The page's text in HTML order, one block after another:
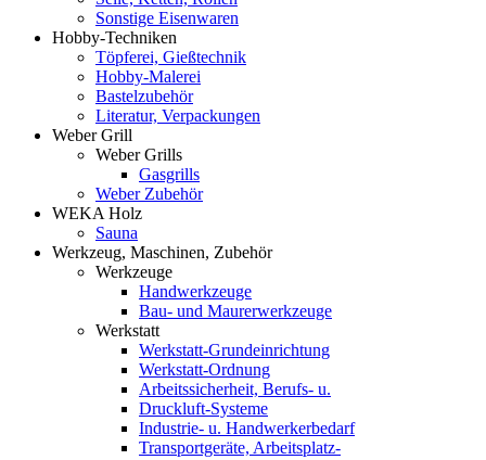
Sonstige Eisenwaren
Hobby-Techniken
Töpferei, Gießtechnik
Hobby-Malerei
Bastelzubehör
Literatur, Verpackungen
Weber Grill
Weber Grills
Gasgrills
Weber Zubehör
WEKA Holz
Sauna
Werkzeug, Maschinen, Zubehör
Werkzeuge
Handwerkzeuge
Bau- und Maurerwerkzeuge
Werkstatt
Werkstatt-Grundeinrichtung
Werkstatt-Ordnung
Arbeitssicherheit, Berufs- u.
Druckluft-Systeme
Industrie- u. Handwerkerbedarf
Transportgeräte, Arbeitsplatz-